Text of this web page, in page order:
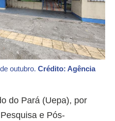
outubro. Crédito: Agência
do Pará (Uepa), por
e Pós-